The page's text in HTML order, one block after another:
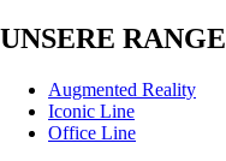
UNSERE RANGE
Augmented Reality
Iconic Line
Office Line